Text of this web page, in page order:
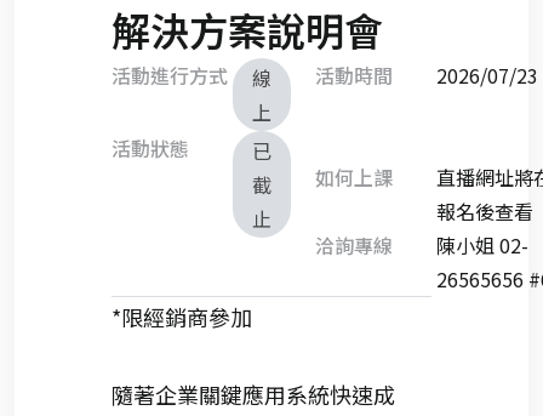
解決方案說明會
活動進行方式
線
上
活動狀態
已
截
止
活動時間 2026/07/23
如何上課
直播網址將
報名後查看
洽詢專線
陳小姐 02-
26565656
*限經銷商參加
隨著企業關鍵應用系統快速成